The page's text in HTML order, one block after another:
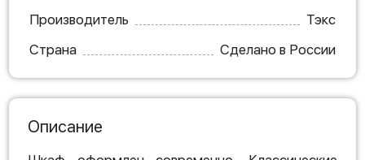
Производитель
Тэкс
Страна
Сделано в России
Описание